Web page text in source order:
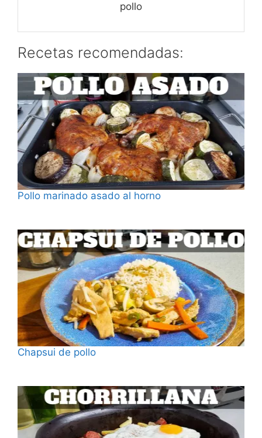
pollo
Recetas recomendadas:
Pollo marinado asado al horno
Chapsui de pollo